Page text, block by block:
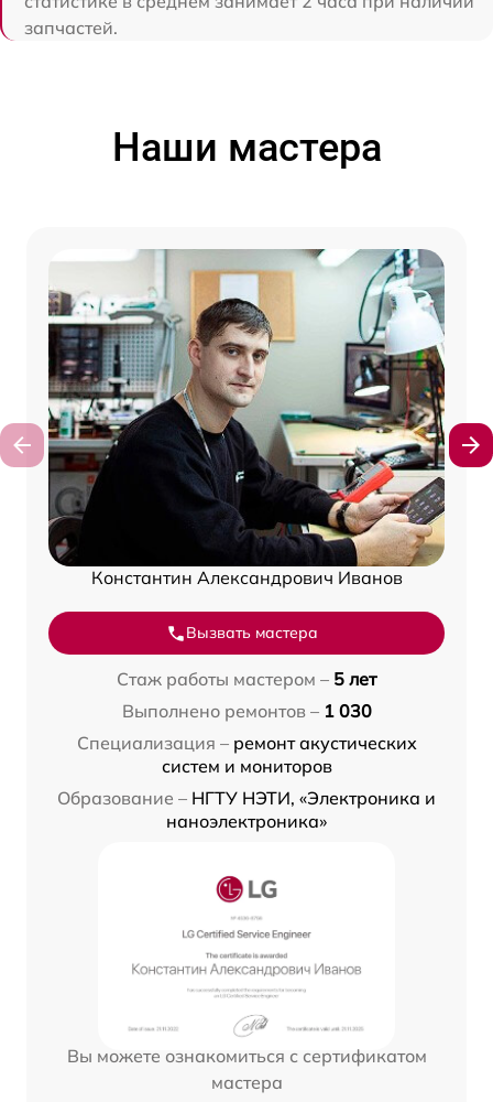
запчастей.
Наши мастера
Константин Александрович Иванов
Вызвать мастера
Стаж работы мастером – 5 лет
Выполнено ремонтов – 1 030
Специализация – ремонт акустических
систем и мониторов
Образование – НГТУ НЭТИ, «Электроника и
наноэлектроника»
Вы можете ознакомиться с сертификатом
мастера